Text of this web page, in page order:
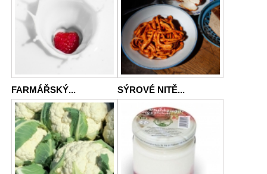
FARMÁŘSKÝ... SÝROVÉ NITĚ...